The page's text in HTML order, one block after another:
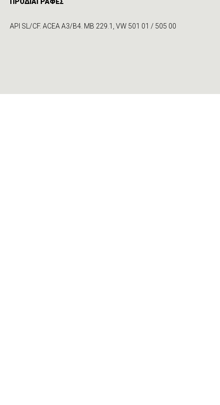
API SL/CF. ACEA A3/B4. MB 229.1, VW 501 01 / 505 00